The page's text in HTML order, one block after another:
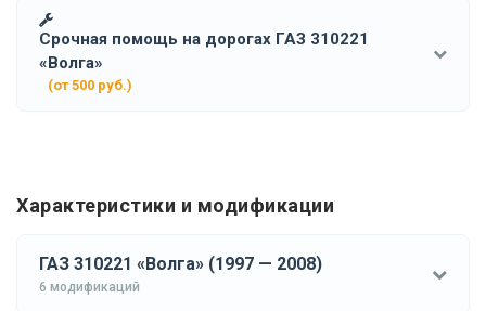
Срочная помощь на дорогах ГАЗ 310221
«Волга»
(от 500 руб.)
Характеристики и модификации
ГАЗ 310221 «Волга» (1997 — 2008)
6 модификаций